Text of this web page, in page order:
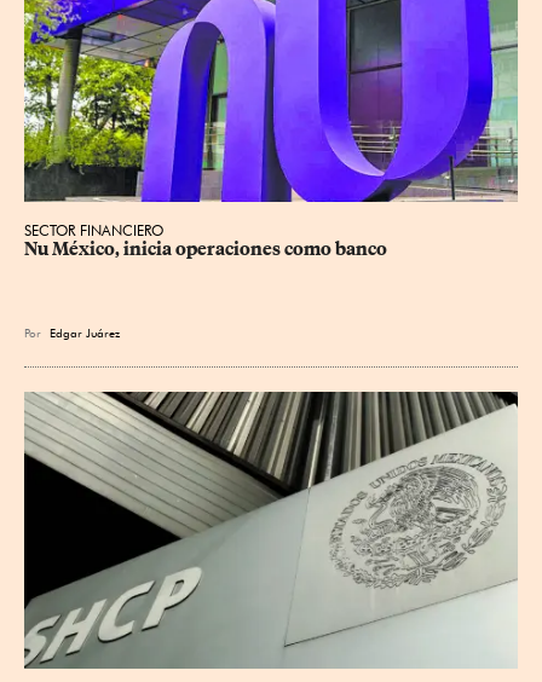
SECTOR FINANCIERO
Nu México, inicia operaciones como banco
Por Edgar Juárez